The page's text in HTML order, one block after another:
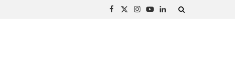
Facebook
X
Instagram
YouTubeLinkedIn